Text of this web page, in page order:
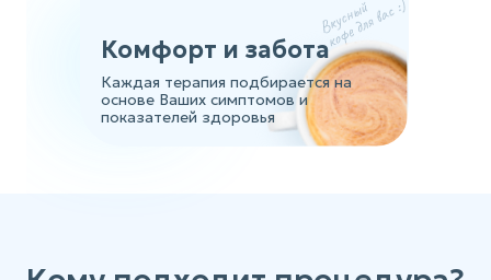
Комфорт и забота
Каждая терапия подбирается на
основе Ваших симптомов и
показателей здоровья